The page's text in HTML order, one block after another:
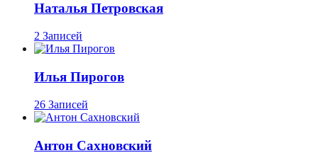
Наталья Петровская
2 Записей
Илья Пирогов
26 Записей
Антон Сахновский